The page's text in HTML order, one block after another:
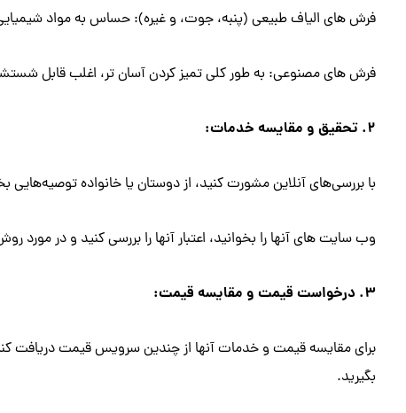
فرش های الیاف طبیعی (پنبه، جوت، و غیره): حساس به مواد
فرش های مصنوعی: به طور کلی تمیز کردن آسان تر، اغلب قابل
2. تحقیق و مقایسه خدمات:
با بررسی‌های آنلاین مشورت کنید، از دوستان یا خانواده
وب سایت های آنها را بخوانید، اعتبار آنها را بررسی کنید و در
3. درخواست قیمت و مقایسه قیمت:
برای مقایسه قیمت و خدمات آنها از چندین سرویس قیمت دریافت
بگیرید.